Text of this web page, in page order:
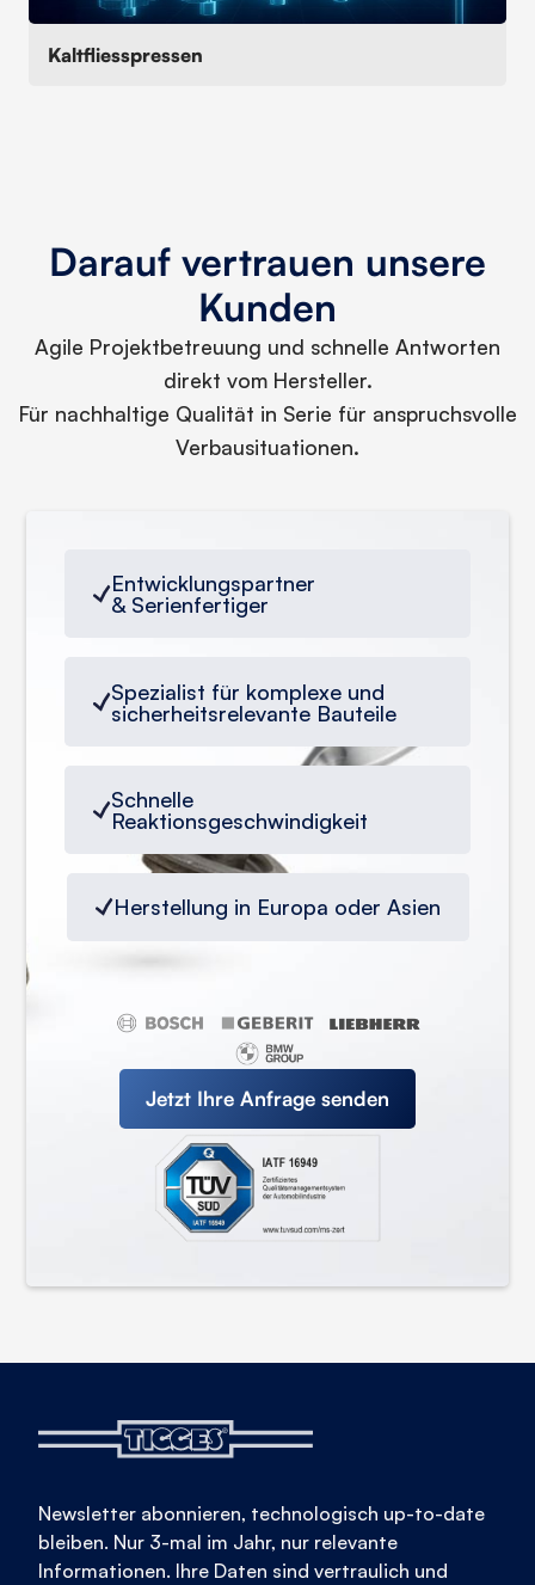
Kaltfliesspressen
Darauf vertrauen unsere
Kunden
Agile Projektbetreuung und schnelle Antworten
direkt vom Hersteller.
Für nachhaltige Qualität in Serie für anspruchsvolle
Verbausituationen.
Entwicklungspartner
& Serienfertiger
Spezialist für komplexe und
sicherheitsrelevante Bauteile
Schnelle
Reaktionsgeschwindigkeit
Herstellung in Europa oder Asien
Jetzt Ihre Anfrage senden
Newsletter abonnieren, technologisch up-to-date
bleiben. Nur 3-mal im Jahr, nur relevante
Informationen. Ihre Daten sind vertraulich und